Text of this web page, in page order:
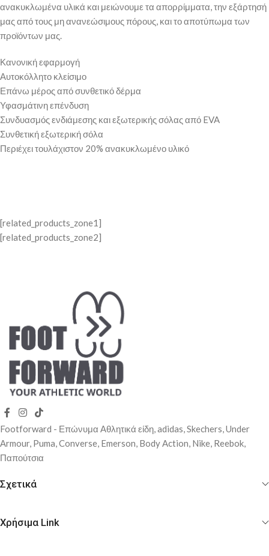
ανακυκλωμένα υλικά και μειώνουμε τα απορρίμματα, την εξάρτησή
μας από τους μη ανανεώσιμους πόρους, και το αποτύπωμα των
προϊόντων μας.
Κανονική εφαρμογή
Αυτοκόλλητο κλείσιμο
Επάνω μέρος από συνθετικό δέρμα
Υφασμάτινη επένδυση
Συνδυασμός ενδιάμεσης και εξωτερικής σόλας από EVA
Συνθετική εξωτερική σόλα
Περιέχει τουλάχιστον 20% ανακυκλωμένο υλικό
[related_products_zone1]
[related_products_zone2]
Footforward - Επώνυμα Αθλητικά είδη, adidas, Skechers, Under
Αrmour, Puma, Converse, Emerson, Body Action, Nike, Reebok,
Παπούτσια
Σχετικά
Χρήσιμα Link